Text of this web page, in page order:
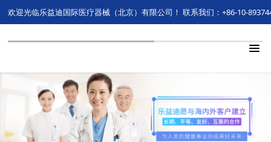
欢迎光临乐益迪国际医疗器械（北京）有限公司！ 联系我们：+86-10-